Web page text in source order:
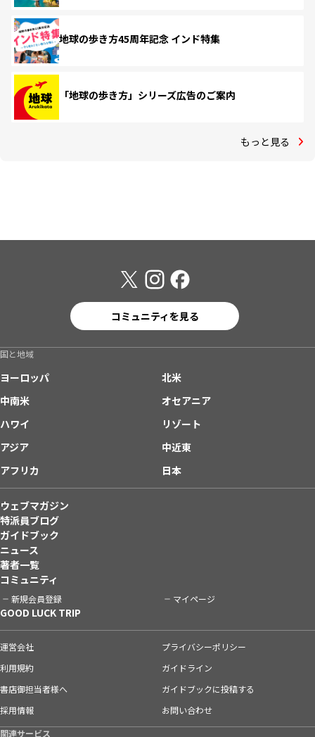
地球の歩き方45周年記念 インド特集
「地球の歩き方」シリーズ広告のご案内
もっと見る
コミュニティを見る
国と地域
ヨーロッパ
北米
中南米
オセアニア
ハワイ
リゾート
アジア
中近東
アフリカ
日本
ウェブマガジン
特派員ブログ
ガイドブック
ニュース
著者一覧
コミュニティ
新規会員登録 マイページ
GOOD LUCK TRIP
運営会社
プライバシーポリシー
利用規約
ガイドライン
書店御担当者様へ
ガイドブックに投稿する
採用情報
お問い合わせ
関連サービス